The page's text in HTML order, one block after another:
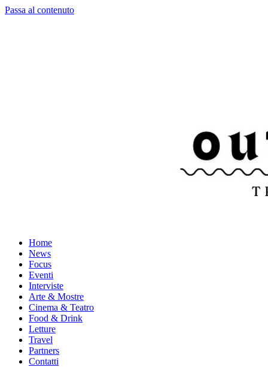
Passa al contenuto
Home
News
Focus
Eventi
Interviste
Arte & Mostre
Cinema & Teatro
Food & Drink
Letture
Travel
Partners
Contatti